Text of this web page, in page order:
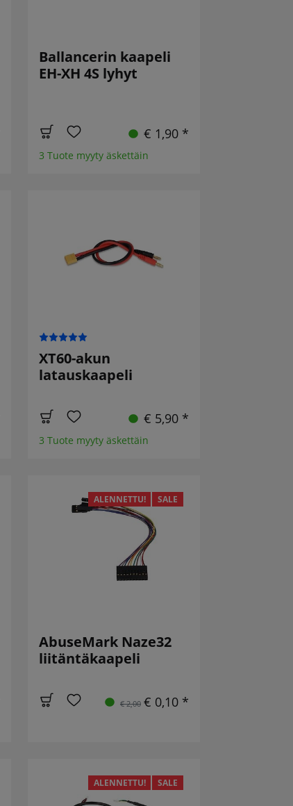
Ballancerin kaapeli
EH-XH 4S lyhyt
€ 1,90 *
3 Tuote myyty äskettäin
XT60-akun
latauskaapeli
€ 5,90 *
3 Tuote myyty äskettäin
ALENNETTU! SALE
AbuseMark Naze32
liitäntäkaapeli
€ 2,00 € 0,10 *
ALENNETTU! SALE